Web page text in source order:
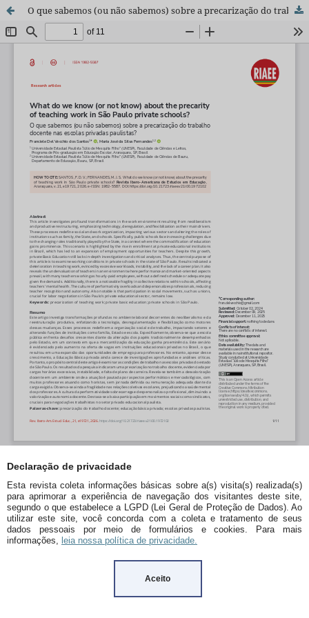
Declaração de privacidade
Esta revista coleta informações básicas sobre a(s) visita(s) realizada(s)
para aprimorar a experiência de navegação dos visitantes deste site,
segundo o que estabelece a LGPD (Lei Geral de Proteção de Dados). Ao
utilizar este site, você concorda com a coleta e tratamento de seus
dados pessoais por meio de formulários e cookies. Para mais
informações, leia nossa política de privacidade.
Aceito
O que sabemos (ou não sabemos) sobre a precarização do trabalho docente nas escolas privadas paulistas?